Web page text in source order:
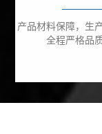
产品材料保障，生
全程严格品